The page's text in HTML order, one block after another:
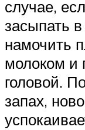
случае,
засыпать
намочить
молоком и
головой.
запах,